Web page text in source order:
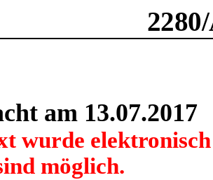
am 13.07.2017
wurde
möglich.